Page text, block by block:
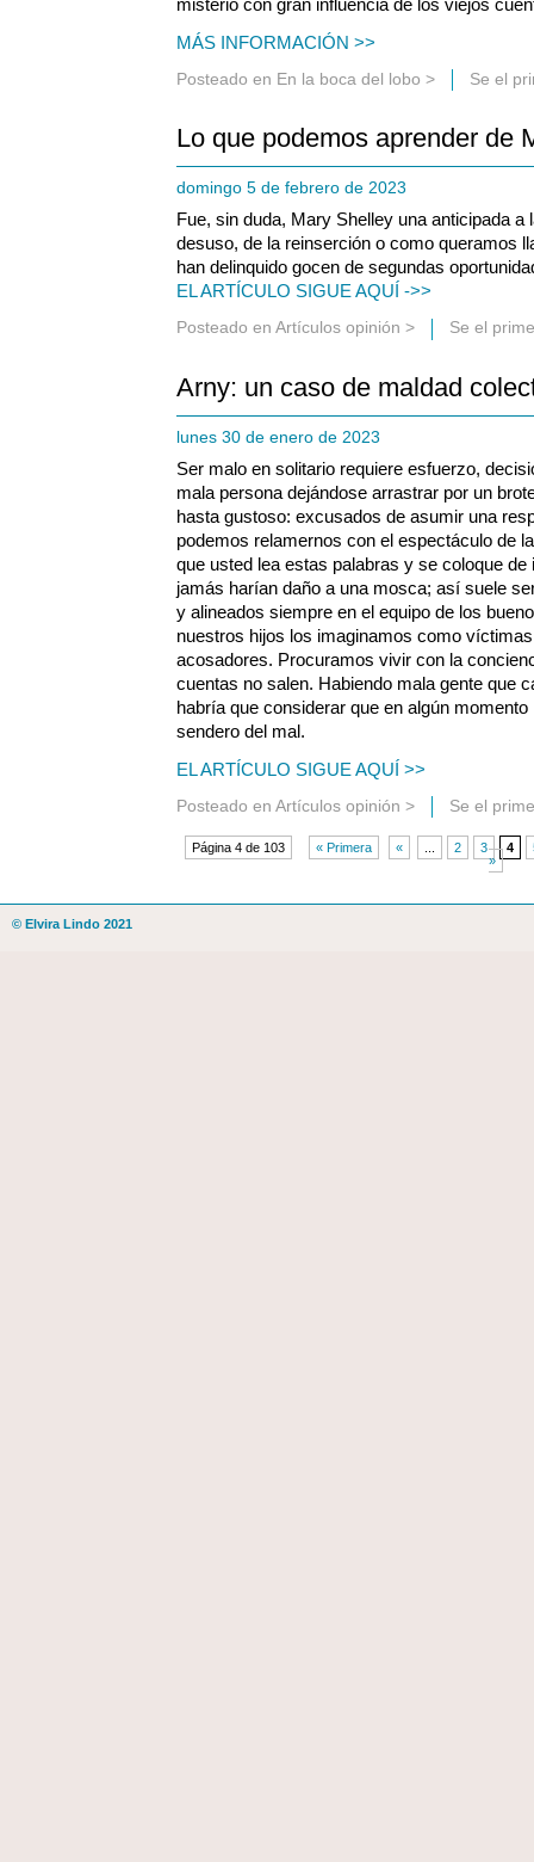
misterio con gran influencia de los viejos
MÁS INFORMACIÓN >>
Posteado en En la boca del lobo > Se el
Lo que podemos aprender de
domingo 5 de febrero de 2023
Fue, sin duda, Mary Shelley una anticipada a
desuso, de la reinserción o como queramos
han delinquido gocen de segundas
EL ARTÍCULO SIGUE AQUÍ ->>
Posteado en Artículos opinión > Se el
Arny: un caso de maldad
lunes 30 de enero de 2023
Ser malo en solitario requiere esfuerzo,
mala persona dejándose arrastrar por un
hasta gustoso: excusados de asumir una
podemos relamernos con el espectáculo de
que usted lea estas palabras y se coloque de
jamás harían daño a una mosca; así suele
y alineados siempre en el equipo de los
nuestros hijos los imaginamos como
acosadores. Procuramos vivir con la
cuentas no salen. Habiendo mala gente que
habría que considerar que en algún
sendero del mal.
EL ARTÍCULO SIGUE AQUÍ >>
Posteado en Artículos opinión > Se el
Página 4 de 103 « Primera « 2 3 4
»
© Elvira Lindo 2021